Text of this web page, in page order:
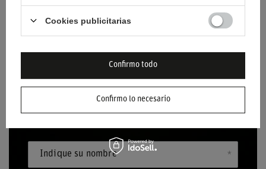
¡Mantente al día y suscríbete a nuestro boletín
Indique su nombre
Cookies publicitarias
Confirmo lo necesario
Confirmo todo